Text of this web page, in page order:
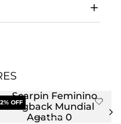
% OFF